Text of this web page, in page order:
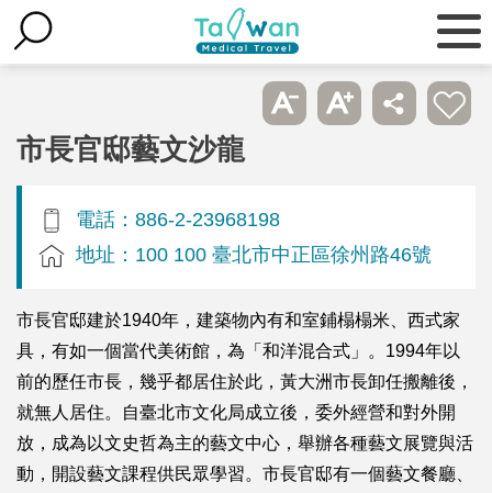
市長官邸藝文沙龍
電話：886-2-23968198
地址：100 100 臺北市中正區徐州路46號
市長官邸建於1940年，建築物內有和室鋪榻榻米、西式家
具，有如一個當代美術館，為「和洋混合式」。1994年以
前的歷任市長，幾乎都居住於此，黃大洲市長卸任搬離後，
就無人居住。自臺北市文化局成立後，委外經營和對外開
放，成為以文史哲為主的藝文中心，舉辦各種藝文展覽與活
動，開設藝文課程供民眾學習。市長官邸有一個藝文餐廳、